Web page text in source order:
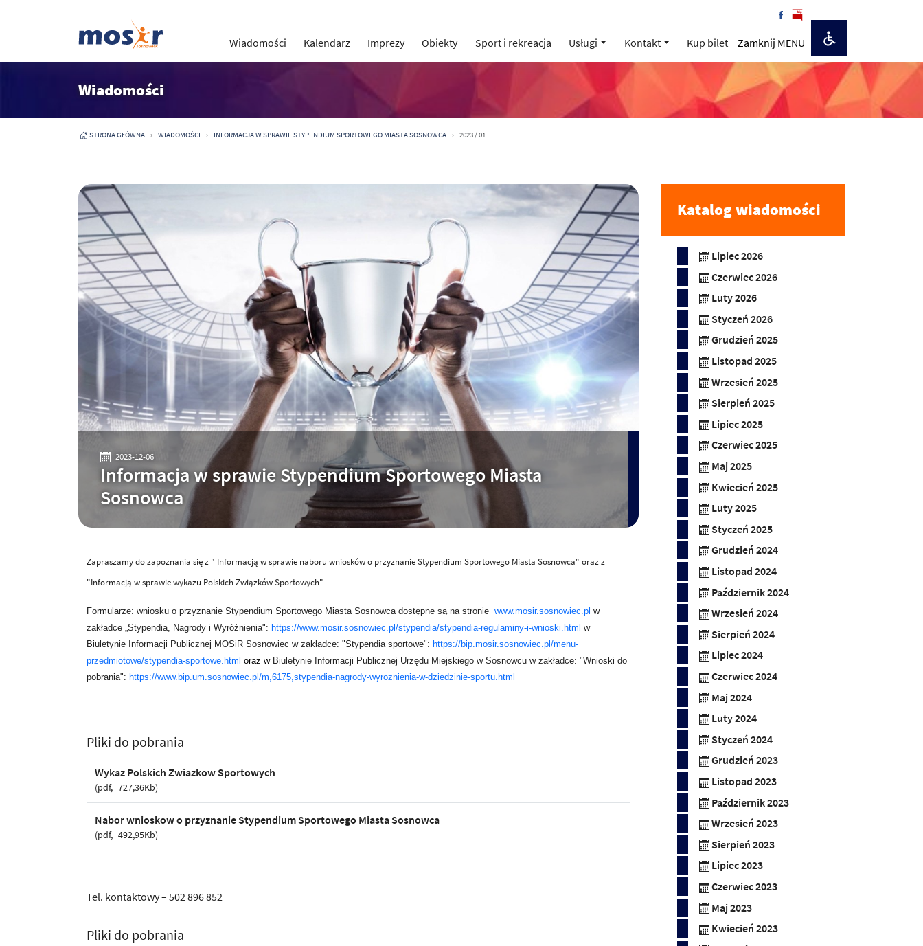
Wiadomości Kalendarz Imprezy Obiekty Sport i rekreacja Usługi Kontakt Kup bilet Zamknij MENU
Wiadomości
STRONA GŁÓWNA WIADOMOŚCI INFORMACJA W SPRAWIE STYPENDIUM SPORTOWEGO MIASTA SOSNOWCA 2023 / 01
2023-12-06
Informacja w sprawie Stypendium Sportowego Miasta
Sosnowca
Zapraszamy do zapoznania się z " Informacją w sprawie naboru wniosków o przyznanie Stypendium Sportowego Miasta Sosnowca" oraz z
"Informacją w sprawie wykazu Polskich Związków Sportowych"
Formularze: wniosku o przyznanie Stypendium Sportowego Miasta Sosnowca dostępne są na stronie www.mosir.sosnowiec.pl w
zakładce „Stypendia, Nagrody i Wyróżnienia": https://www.mosir.sosnowiec.pl/stypendia/stypendia-regulaminy-i-wnioski.html w
Biuletynie Informacji Publicznej MOSiR Sosnowiec w zakładce: "Stypendia sportowe": https://bip.mosir.sosnowiec.pl/menu-
przedmiotowe/stypendia-sportowe.html oraz w Biuletynie Informacji Publicznej Urzędu Miejskiego w Sosnowcu w zakładce: "Wnioski do
pobrania": https://www.bip.um.sosnowiec.pl/m,6175,stypendia-nagrody-wyroznienia-w-dziedzinie-sportu.html
Pliki do pobrania
Wykaz Polskich Zwiazkow Sportowych
pdf 727,36Kb
Nabor wnioskow o przyznanie Stypendium Sportowego Miasta Sosnowca
pdf 492,95Kb
Tel. kontaktowy – 502 896 852
Pliki do pobrania
Katalog wiadomości
Lipiec 2026
Czerwiec 2026
Luty 2026
Styczeń 2026
Grudzień 2025
Listopad 2025
Wrzesień 2025
Sierpień 2025
Lipiec 2025
Czerwiec 2025
Maj 2025
Kwiecień 2025
Luty 2025
Styczeń 2025
Grudzień 2024
Listopad 2024
Październik 2024
Wrzesień 2024
Sierpień 2024
Lipiec 2024
Czerwiec 2024
Maj 2024
Luty 2024
Styczeń 2024
Grudzień 2023
Listopad 2023
Październik 2023
Wrzesień 2023
Sierpień 2023
Lipiec 2023
Czerwiec 2023
Maj 2023
Kwiecień 2023